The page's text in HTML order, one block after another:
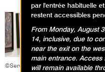
©Service éducatif et culturel
par l'entrée habituelle
restent accessibles
From Monday, August
14, inclusive, due to
near the exit on the
main entrance. Access
will remain available